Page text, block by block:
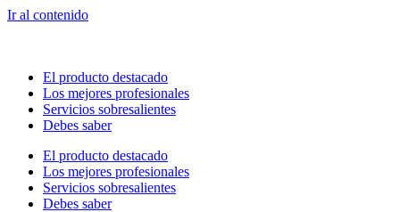
Ir al contenido
El producto destacado
Los mejores profesionales
Servicios sobresalientes
Debes saber
El producto destacado
Los mejores profesionales
Servicios sobresalientes
Debes saber